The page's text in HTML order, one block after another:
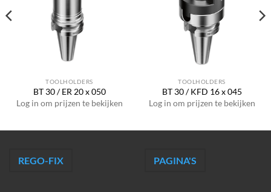
TOOLHOLDERS
BT 30 / ER 20 x 050
Log in om prijzen te bekijken
TOOLHOLDERS
BT 30 / KFD 16 x 045
Log in om prijzen te bekijken
REGO-FIX PAGINA'S